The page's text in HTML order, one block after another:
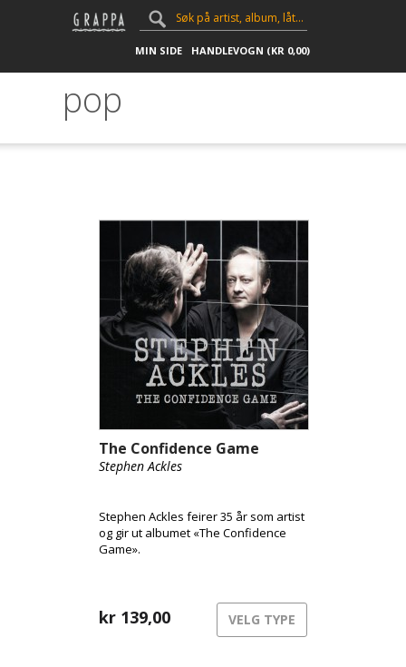
MIN SIDE HANDLEVOGN (KR 0,00)
pop
The Confidence Game
Stephen Ackles
Stephen Ackles feirer 35 år som artist
og gir ut albumet «The Confidence
Game».
kr 139,00 VELG TYPE